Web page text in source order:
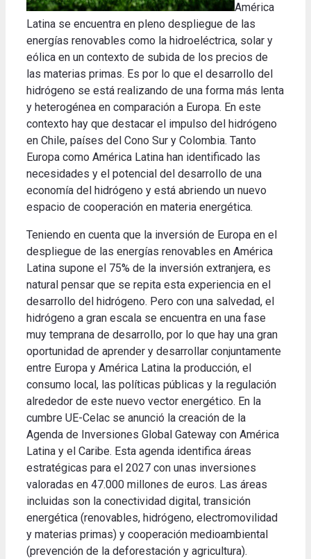
América
Latina se encuentra en pleno despliegue de las
energías renovables como la hidroeléctrica, solar y
eólica en un contexto de subida de los precios de
las materias primas. Es por lo que el desarrollo del
hidrógeno se está realizando de una forma más lenta
y heterogénea en comparación a Europa. En este
contexto hay que destacar el impulso del hidrógeno
en Chile, países del Cono Sur y Colombia. Tanto
Europa como América Latina han identificado las
necesidades y el potencial del desarrollo de una
economía del hidrógeno y está abriendo un nuevo
espacio de cooperación en materia energética.
Teniendo en cuenta que la inversión de Europa en el
despliegue de las energías renovables en América
Latina supone el 75% de la inversión extranjera, es
natural pensar que se repita esta experiencia en el
desarrollo del hidrógeno. Pero con una salvedad, el
hidrógeno a gran escala se encuentra en una fase
muy temprana de desarrollo, por lo que hay una gran
oportunidad de aprender y desarrollar conjuntamente
entre Europa y América Latina la producción, el
consumo local, las políticas públicas y la regulación
alrededor de este nuevo vector energético. En la
cumbre UE-Celac se anunció la creación de la
Agenda de Inversiones Global Gateway con América
Latina y el Caribe. Esta agenda identifica áreas
estratégicas para el 2027 con unas inversiones
valoradas en 47.000 millones de euros. Las áreas
incluidas son la conectividad digital, transición
energética (renovables, hidrógeno, electromovilidad
y materias primas) y cooperación medioambiental
(prevención de la deforestación y agricultura).